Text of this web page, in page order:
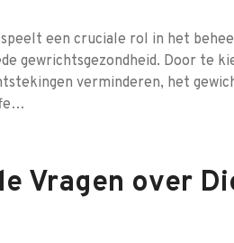
een cruciale rol in het
gewrichtsgezondheid. Door te
verminderen, het
Vragen over